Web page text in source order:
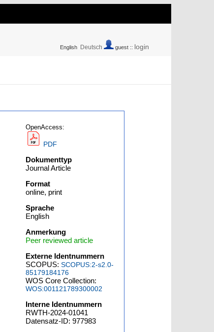
English Deutsch guest :: login
OpenAccess:
PDF
Dokumenttyp
Journal Article
Format
online, print
Sprache
English
Anmerkung
Peer reviewed article
Externe Identnummern
SCOPUS:SCOPUS:2-s2.0-
85179184176
WOS Core Collection:
WOS:001121789300002
Interne Identnummern
RWTH-2024-01041
Datensatz-ID: 977983